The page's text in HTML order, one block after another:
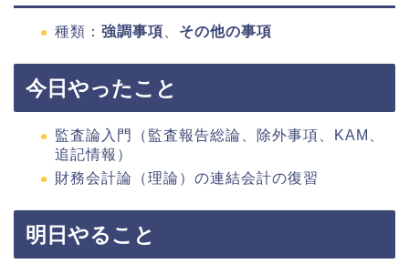
種類： 強調事項 その他の事項
今日やったこと
監査論入門（監査報告総論、除外事項、KAM、
追記情報）
財務会計論（理論）の連結会計の復習
明日やること